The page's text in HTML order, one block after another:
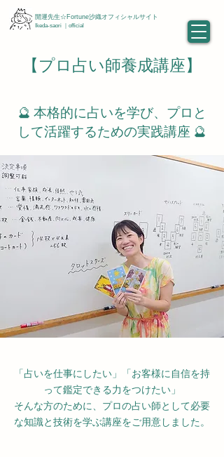
開運先生☆Fortune沙織オフィシャルサイト
Ikeda-saori ｜official
【プロ占い師養成講座】
🔮 本格的に占いを学び、プロと
して活躍するための実践講座 🔮
「占いを仕事にしたい」「お客様に自信を持
って鑑定できる力をつけたい」
そんな方のために、プロの占い師として必要
な知識と技術を学ぶ講座をご用意しました。